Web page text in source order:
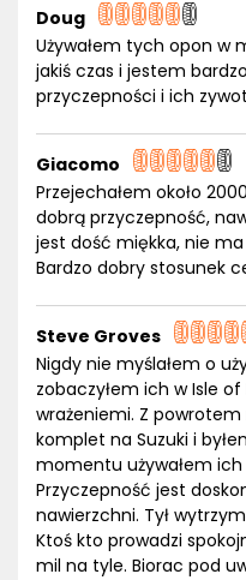
Doug
Używałem tych opon w
jakiś czas i jestem
przyczepności i ich
Giacomo
Przejechałem około
dobrą przyczepność,
jest dość miękka, nie
Bardzo dobry stosunek
Steve Groves
Nigdy nie myślałem o
zobaczyłem ich w Isle
wrażeniemi. Z
komplet na Suzuki i
momentu używałem
Przyczepność jest
nawierzchni. Tył
Ktoś kto prowadzi
mil na tyle. Biorac pod